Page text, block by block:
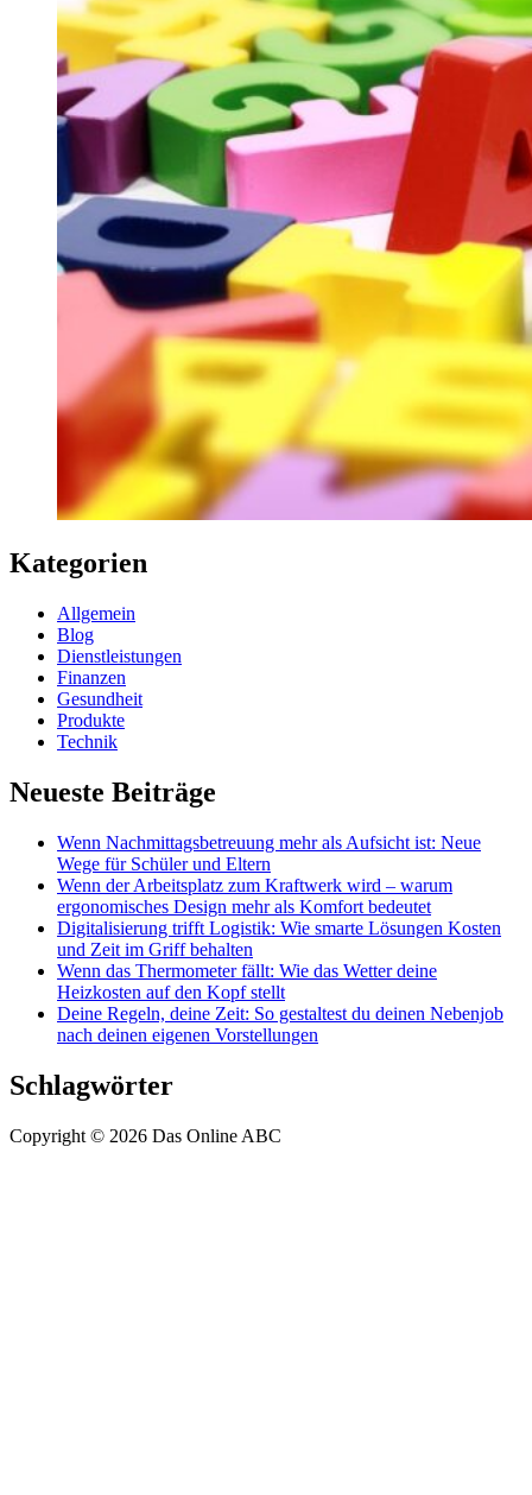
Kategorien
Allgemein
Blog
Dienstleistungen
Finanzen
Gesundheit
Produkte
Technik
Neueste Beiträge
Wenn Nachmittagsbetreuung mehr als Aufsicht ist: Neue
Wege für Schüler und Eltern
Wenn der Arbeitsplatz zum Kraftwerk wird – warum
ergonomisches Design mehr als Komfort bedeutet
Digitalisierung trifft Logistik: Wie smarte Lösungen Kosten
und Zeit im Griff behalten
Wenn das Thermometer fällt: Wie das Wetter deine
Heizkosten auf den Kopf stellt
Deine Regeln, deine Zeit: So gestaltest du deinen Nebenjob
nach deinen eigenen Vorstellungen
Schlagwörter
Copyright © 2026 Das Online ABC